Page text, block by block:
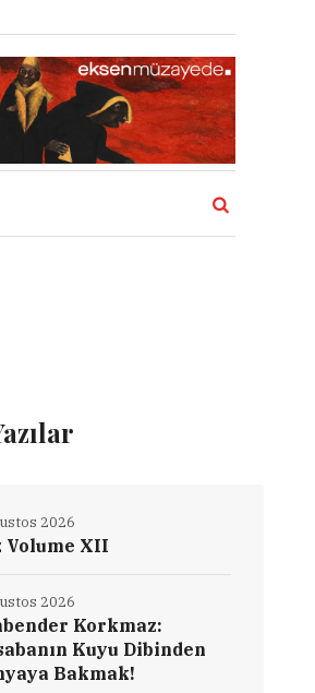
dönüştürdü?
Volume XII
2026
Korkmaz:
Kuyu Dibinden
Bakmak!
2026